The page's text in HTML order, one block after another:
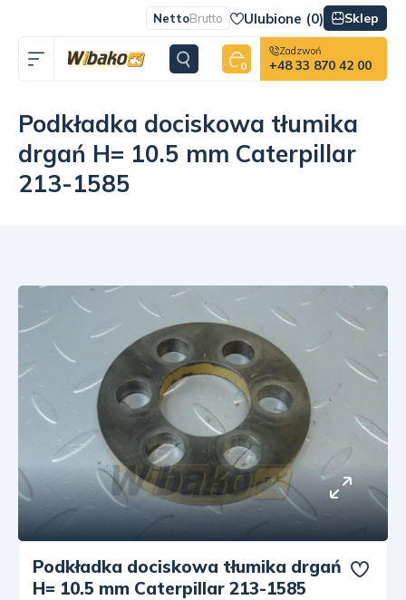
NettoBrutto Ulubione (0) Sklep
0
Zadzwoń
+48 33 870 42 00
Podkładka dociskowa tłumika
drgań H= 10.5 mm Caterpillar
213-1585
Podkładka dociskowa tłumika drgań
H= 10.5 mm Caterpillar 213-1585